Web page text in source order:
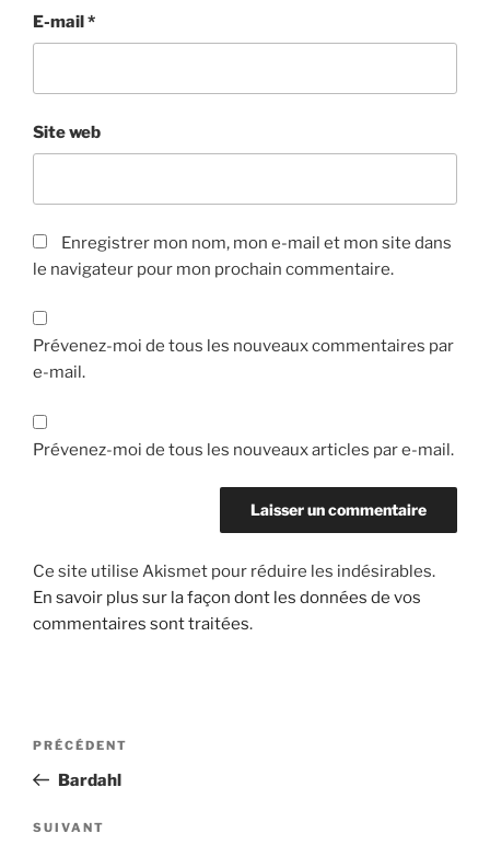
E-mail*
Site web
Enregistrer mon nom, mon e-mail et mon site dans
le navigateur pour mon prochain commentaire.
Prévenez-moi de tous les nouveaux commentaires par
e-mail.
Prévenez-moi de tous les nouveaux articles par e-mail.
Ce site utilise Akismet pour réduire les indésirables.
En savoir plus sur la façon dont les données de vos
commentaires sont traitées.
Navigation
l’article
Article
précédent
PRÉCÉDENT
Bardahl
Article
SUIVANT